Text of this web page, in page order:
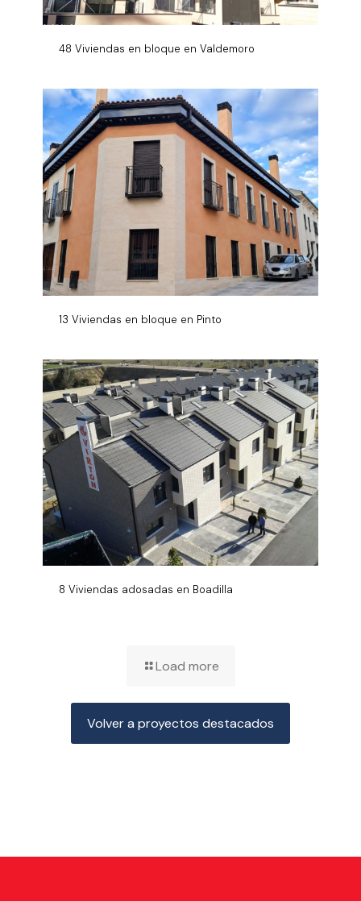
48 Viviendas en bloque en Valdemoro
13 Viviendas en bloque en Pinto
8 Viviendas adosadas en Boadilla
Load more
Volver a proyectos destacados